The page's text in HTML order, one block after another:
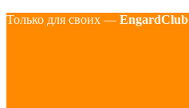
Только для своих — EngardClub